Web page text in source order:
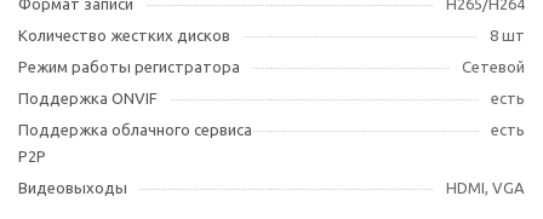
Формат записи
H265/H264
Количество жестких дисков
8 шт
Режим работы регистратора
Сетевой
Поддержка ONVIF
есть
Поддержка облачного сервиса
Р2Р
есть
Видеовыходы HDMI, VGA